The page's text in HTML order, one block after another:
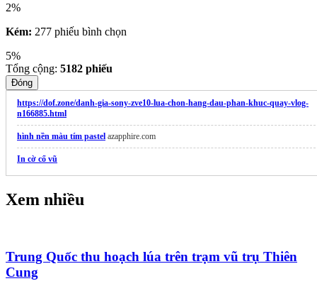
2%
Kém: 277 phiếu bình chọn
5%
Tổng cộng: 5182 phiếu
Đóng
https://dof.zone/danh-gia-sony-zve10-lua-chon-hang-dau-phan-khuc-quay-vlog-
n166885.html
hình nền màu tím pastel azapphire.com
In cờ cổ vũ
Xem nhiều
Trung Quốc thu hoạch lúa trên trạm vũ trụ Thiên
Cung